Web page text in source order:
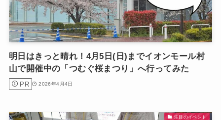
明日はきっと晴れ！4月5日(日)までイオンモール村
山で開催中の「つむぐ桜まつり」へ行ってみた
PR 2026年4月4日
注目のイベント